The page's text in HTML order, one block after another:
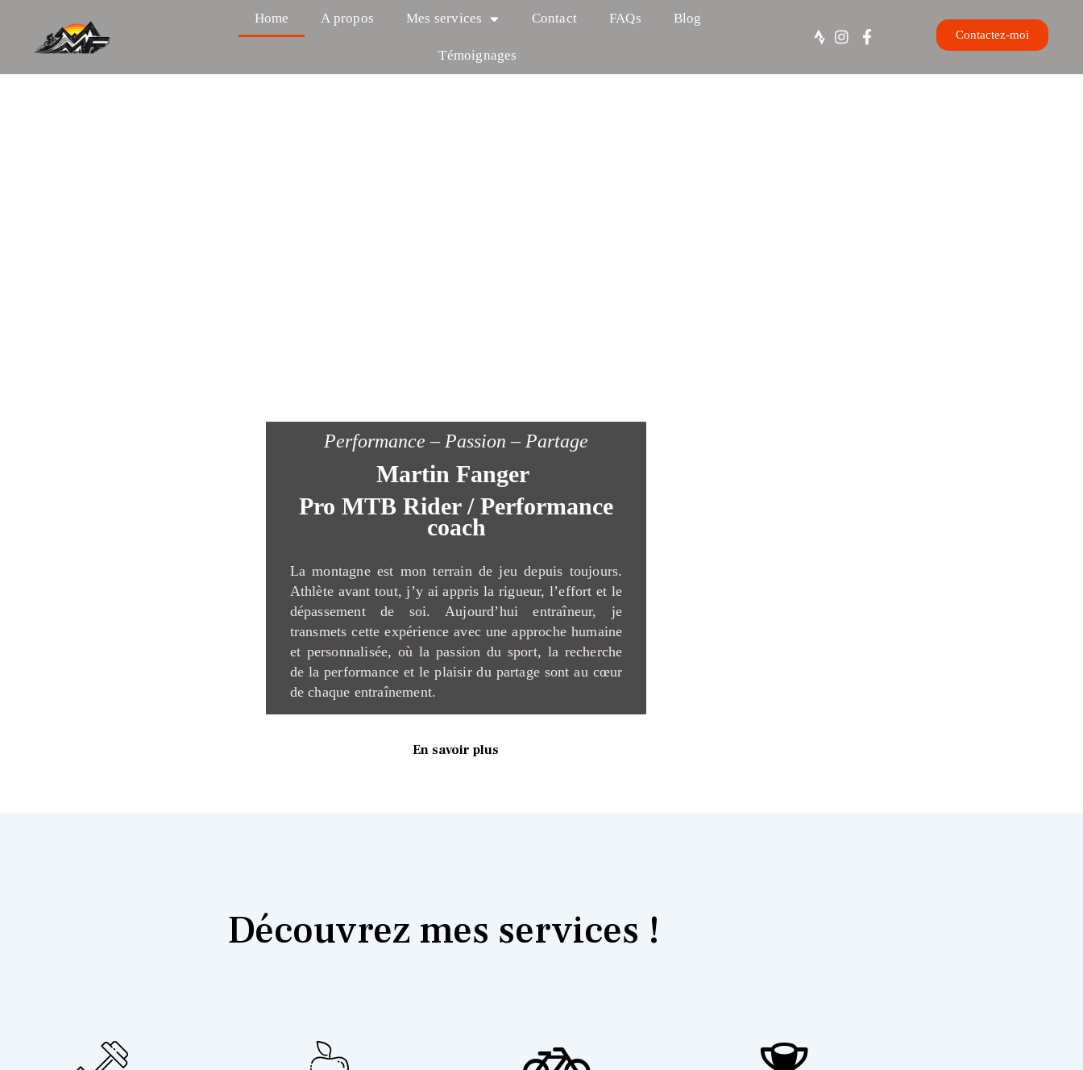
Home A propos Mes services Contact FAQs Blog
Témoignages
Contactez-moi
Performance – Passion – Partage
Martin Fanger
Pro MTB Rider / Performance
coach
La montagne est mon terrain de jeu depuis toujours.
Athlète avant tout, j’y ai appris la rigueur, l’effort et le
dépassement de soi. Aujourd’hui entraîneur, je
transmets cette expérience avec une approche humaine
et personnalisée, où la passion du sport, la recherche
de la performance et le plaisir du partage sont au cœur
de chaque entraînement.
En savoir plus
Découvrez mes services !